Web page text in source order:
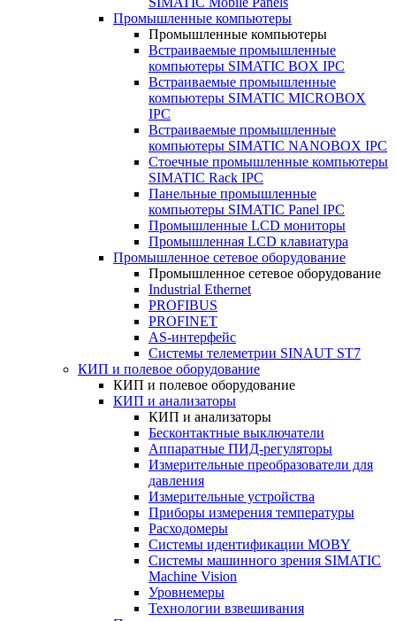
Промышленные компьютеры
Промышленные компьютеры
Встраиваемые промышленные
компьютеры SIMATIC BOX IPC
Встраиваемые промышленные
компьютеры SIMATIC MICROBOX
IPC
Встраиваемые промышленные
компьютеры SIMATIC NANOBOX IPC
Стоечные промышленные компьютеры
SIMATIC Rack IPC
Панельные промышленные
компьютеры SIMATIC Panel IPC
Промышленные LCD мониторы
Промышленная LCD клавиатура
Промышленное сетевое оборудование
Промышленное сетевое оборудование
Industrial Ethernet
PROFIBUS
PROFINET
AS-интерфейс
Системы телеметрии SINAUT ST7
КИП и полевое оборудование
КИП и полевое оборудование
КИП и анализаторы
КИП и анализаторы
Бесконтактные выключатели
Аппаратные ПИД-регуляторы
Измерительные преобразователи для
давления
Измерительные устройства
Приборы измерения температуры
Расходомеры
Системы идентификации MOBY
Системы машинного зрения SIMATIC
Machine Vision
Уровнемеры
Технологии взвешивания